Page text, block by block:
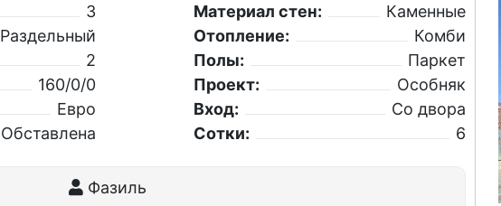
3
Раздельный
2
160/0/0
Евро
Обставлена
Материал стен:
Каменные
Отопление:
Комби
Полы:
Паркет
Проект:
Особняк
Вход:
Со двора
Сотки:
6
Фазиль